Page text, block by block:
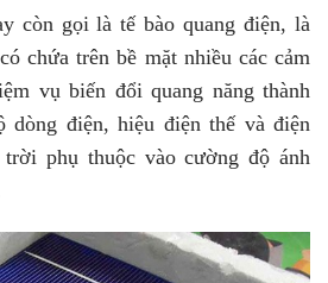
còn gọi là tế bào quang điện, là
chứa trên bề mặt nhiều các cảm
vụ biến đổi quang năng thành
dòng điện, hiệu điện thế và điện
phụ thuộc vào cường độ ánh